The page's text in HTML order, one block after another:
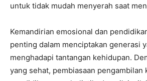
untuk tidak mudah menyerah saat
Kemandirian emosional dan
penting dalam menciptakan generasi
menghadapi tantangan kehidupan.
yang sehat, pembiasaan pengambilan